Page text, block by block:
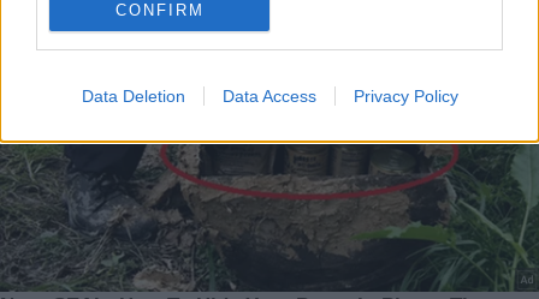
CONFIRM
Data Deletion Data Access Privacy Policy